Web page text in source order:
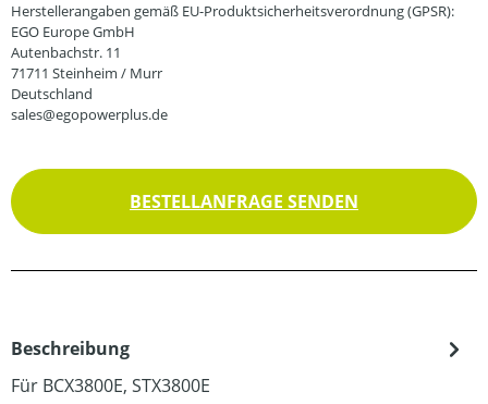
Herstellerangaben gemäß EU-Produktsicherheitsverordnung (GPSR):
EGO Europe GmbH
Autenbachstr. 11
71711 Steinheim / Murr
Deutschland
sales@egopowerplus.de
BESTELLANFRAGE SENDEN
Beschreibung
Für BCX3800E, STX3800E